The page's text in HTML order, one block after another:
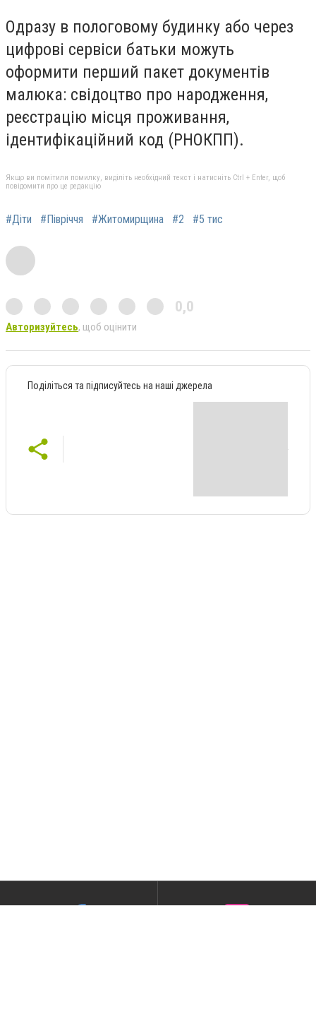
Одразу в пологовому будинку або через
цифрові сервіси батьки можуть
оформити перший пакет документів
малюка: свідоцтво про народження,
реєстрацію місця проживання,
ідентифікаційний код (РНОКПП).
Якщо ви помітили помилку, виділіть необхідний текст і натисніть Ctrl + Enter, щоб
повідомити про це редакцію
#Діти #Півріччя #Житомирщина #2 #5 тис
0,0
Авторизуйтесь, щоб оцінити
Поділіться та підписуйтесь на наші джерела